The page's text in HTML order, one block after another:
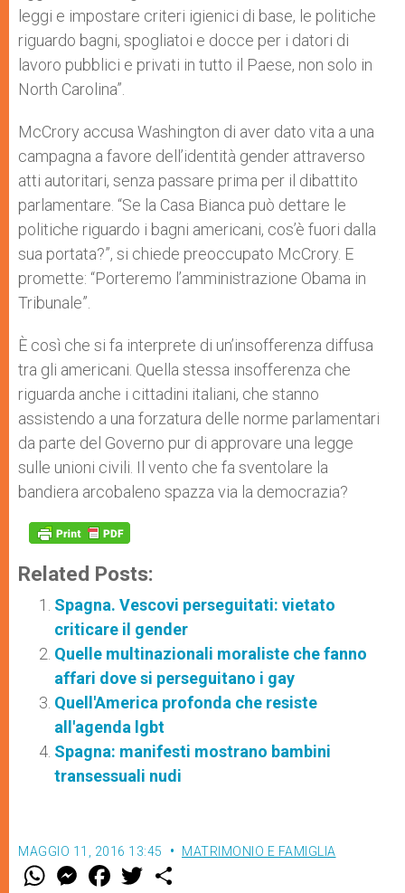
leggi e impostare criteri igienici di base, le politiche
riguardo bagni, spogliatoi e docce per i datori di
lavoro pubblici e privati in tutto il Paese, non solo in
North Carolina”.
McCrory accusa Washington di aver dato vita a una
campagna a favore dell’identità gender attraverso
atti autoritari, senza passare prima per il dibattito
parlamentare. “Se la Casa Bianca può dettare le
politiche riguardo i bagni americani, cos’è fuori dalla
sua portata?”, si chiede preoccupato McCrory. E
promette: “Porteremo l’amministrazione Obama in
Tribunale”.
È così che si fa interprete di un’insofferenza diffusa
tra gli americani. Quella stessa insofferenza che
riguarda anche i cittadini italiani, che stanno
assistendo a una forzatura delle norme parlamentari
da parte del Governo pur di approvare una legge
sulle unioni civili. Il vento che fa sventolare la
bandiera arcobaleno spazza via la democrazia?
Related Posts:
Spagna. Vescovi perseguitati: vietato
criticare il gender
Quelle multinazionali moraliste che fanno
affari dove si perseguitano i gay
Quell'America profonda che resiste
all'agenda lgbt
Spagna: manifesti mostrano bambini
transessuali nudi
MAGGIO 11, 2016 13:45 MATRIMONIO E FAMIGLIA
W M
e
F
a w